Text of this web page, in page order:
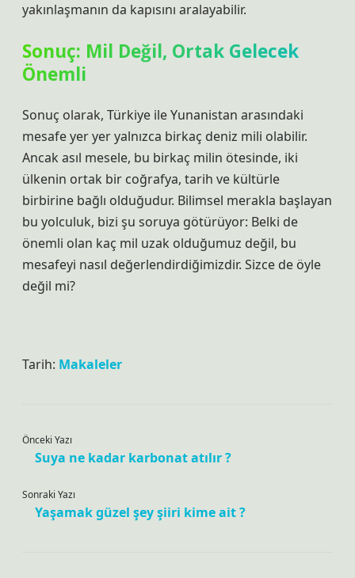
yakınlaşmanın da kapısını aralayabilir.
Sonuç: Mil Değil, Ortak Gelecek
Önemli
Sonuç olarak, Türkiye ile Yunanistan arasındaki
mesafe yer yer yalnızca birkaç deniz mili olabilir.
Ancak asıl mesele, bu birkaç milin ötesinde, iki
ülkenin ortak bir coğrafya, tarih ve kültürle
birbirine bağlı olduğudur. Bilimsel merakla başlayan
bu yolculuk, bizi şu soruya götürüyor: Belki de
önemli olan kaç mil uzak olduğumuz değil, bu
mesafeyi nasıl değerlendirdiğimizdir. Sizce de öyle
değil mi?
Tarih: Makaleler
Önceki Yazı
Suya ne kadar karbonat atılır ?
Sonraki Yazı
Yaşamak güzel şey şiiri kime ait ?